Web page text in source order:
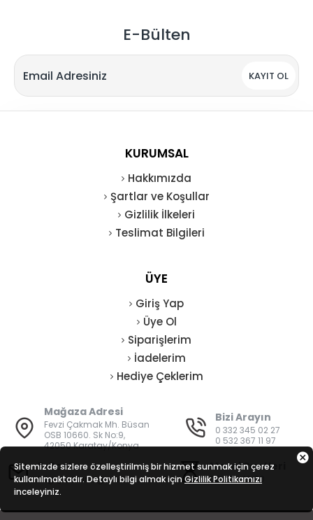
E-Bülten
KAYIT OL
KURUMSAL
Hakkımızda
Şartlar ve Koşullar
Gizlilik İlkeleri
Teslimat Bilgileri
ÜYE
Giriş Yap
Üye Ol
Siparişlerim
İadelerim
Hediye Çeklerim
Mağaza Adresi
Fevzi Çakmak Mh. Büsan
OSB 10660. Sk No:9,
42050 Karatay/Konya
Bizi Arayın
0 332 345 02 27
0 532 367 11 97
E-Posta
bilgi@vatanisguvenligi.com
Mesai Saatleri
08:00 - 19:00
Sitemizde sizlere özelleştirilmiş bir hizmet sunmak için çerez
kullanılmaktadır. Detaylı bilgi almak için Gizlilik Politikamızı
inceleyiniz.